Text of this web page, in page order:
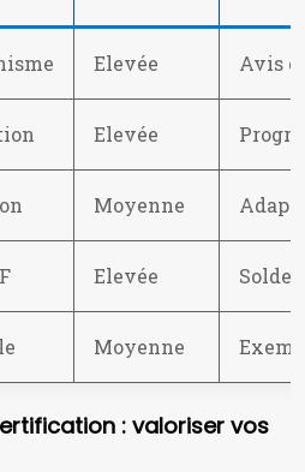
Elevée Avis
Elevée
Moyenne
Elevée Solde
Moyenne
: valoriser vos